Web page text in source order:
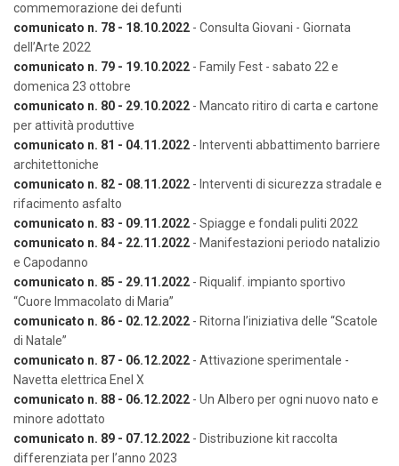
commemorazione dei defunti
comunicato n. 78 - 18.10.2022 - Consulta Giovani - Giornata
dell’Arte 2022
comunicato n. 79 - 19.10.2022 - Family Fest - sabato 22 e
domenica 23 ottobre
comunicato n. 80 - 29.10.2022 - Mancato ritiro di carta e cartone
per attività produttive
comunicato n. 81 - 04.11.2022 - Interventi abbattimento barriere
architettoniche
comunicato n. 82 - 08.11.2022 - Interventi di sicurezza stradale e
rifacimento asfalto
comunicato n. 83 - 09.11.2022 - Spiagge e fondali puliti 2022
comunicato n. 84 - 22.11.2022 - Manifestazioni periodo natalizio
e Capodanno
comunicato n. 85 - 29.11.2022 - Riqualif. impianto sportivo
“Cuore Immacolato di Maria”
comunicato n. 86 - 02.12.2022 - Ritorna l’iniziativa delle “Scatole
di Natale”
comunicato n. 87 - 06.12.2022 - Attivazione sperimentale -
Navetta elettrica Enel X
comunicato n. 88 - 06.12.2022 - Un Albero per ogni nuovo nato e
minore adottato
comunicato n. 89 - 07.12.2022 - Distribuzione kit raccolta
differenziata per l’anno 2023